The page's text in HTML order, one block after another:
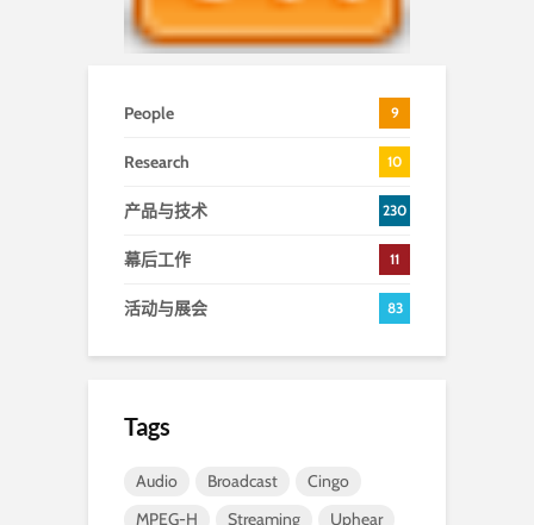
People 9
Research 10
产品与技术 230
幕后工作 11
活动与展会 83
Tags
Audio Broadcast
Cingo
MPEG-H
Streaming
Uphear